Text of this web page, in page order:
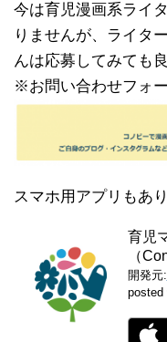
今は育児漫画系ライ
りませんが、ライタ
んは応募してみても
※お問い合わせフォ
スマホ用アプリもあり
育児
（
開発元:
posted